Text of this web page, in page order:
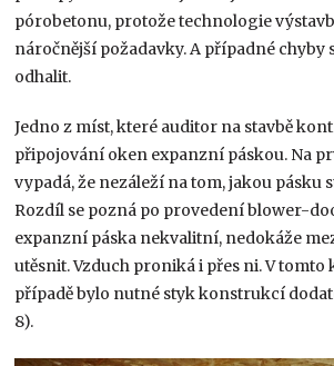
pórobetonu, protože technologie
náročnější požadavky. A případné chyby
odhalit.
Jedno z míst, které auditor na stavbě
připojování oken expanzní páskou. Na
vypadá, že nezáleží na tom, jakou pásku
Rozdíl se pozná po provedení blower-
expanzní páska nekvalitní, nedokáže
utěsnit. Vzduch proniká i přes ni. V
případě bylo nutné styk konstrukcí
8).